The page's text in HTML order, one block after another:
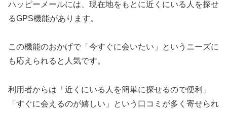
ハッピーメールには、現在地をもとに近くにいる人を探せ
るGPS機能があります。
この機能のおかげで「今すぐに会いたい」というニーズに
も応えられると人気です。
利用者からは「近くにいる人を簡単に探せるので便利」
「すぐに会えるのが嬉しい」という口コミが多く寄せられ